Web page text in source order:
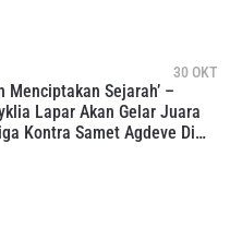
30 OKT
Menciptakan Sejarah’ –
Lapar Akan Gelar Juara
Kontra Samet Agdeve Di
TERBARU
pun anda pergi!
akses ke berita
awal untuk kursi